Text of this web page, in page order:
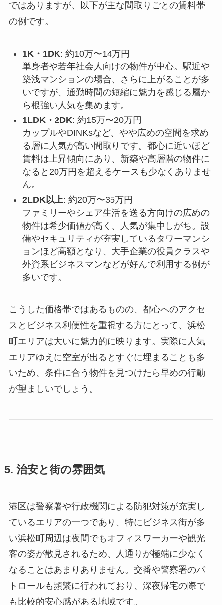
ではありますが、以下が主な間取りごとの賃料帯
の例です。
1K・1DK: 約10万〜14万円
単身者や若年社会人向けの物件が中心。駅近や
築浅マンションの場合、さらに上がることが多
いですが、通勤時間の短縮に魅力を感じる層か
ら根強い人気を集めます。
1LDK・2DK: 約15万〜20万円
カップルやDINKsなど、やや広めの空間を求め
る層に人気が高い間取りです。都心に近いほど
賃料は上昇傾向にあり、新築や高層階の物件に
なると20万円を超えるケースも少なくありませ
ん。
2LDK以上: 約20万〜35万円
ファミリーやシェア生活を送る方向けの広めの
物件は希少価値が高く、人気が集中しがち。設
備やセキュリティが充実しているタワーマンシ
ョンほど高額となり、大手企業の役員クラスや
外資系ビジネスマンなどが好んで利用する例が
多いです。
こうした価格帯ではあるものの、都心へのアクセ
スとビジネス利便性を重視する方にとって、浜松
町エリアは大いに魅力的に映ります。実際に人気
エリアゆえに空室が出るとすぐに埋まることも多
いため、条件に合う物件を見つけたら早めの行動
が望ましいでしょう。
5. 治安と街の雰囲気
港区は警察署や行政機関による防犯対策が充実し
ているエリアの一つであり、特にビジネス街が多
い浜松町周辺は夜間でもオフィスワーカーや観光
客の姿が散見されるため、人通りが極端に少なく
なることはあまりありません。交番や警察署のパ
トロールも頻繁に行われており、深夜帰宅の際で
も比較的安心感がある地域です。